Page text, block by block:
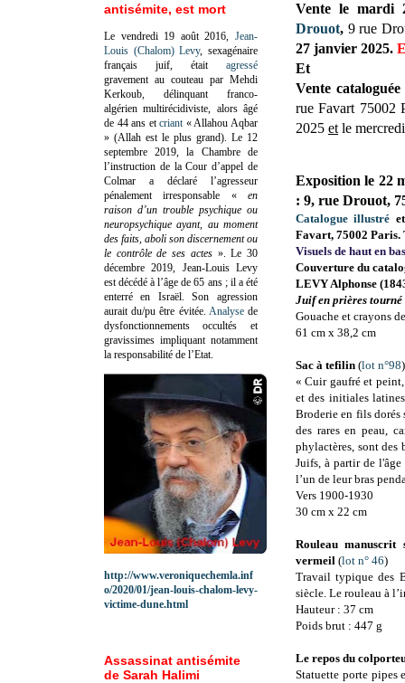
Vente le mardi
Drouot, 9 rue
27 janvier 2025.
Et
Vente cataloguée
rue Favart 75002
2025 et le
Exposition le 22
: 9, rue Drouot,
Catalogue illustré
Favart, 75002 Paris.
Visuels de haut en
Couverture du
LEVY Alphonse
Juif en prières
Gouache et crayons
61 cm x 38,2 cm
Sac à tefilin (lot n°98)
« Cuir gaufré et
et des initiales
Broderie en fils dorés
des rares en peau,
phylactères, sont des
Juifs, à partir de
l’un de leur bras
Vers 1900-1930
30 cm x 22 cm
Rouleau
vermeil (lot n° 46)
Travail typique des
siècle. Le rouleau à
Hauteur : 37 cm
Poids brut : 447 g
Le repos du
Statuette porte pipes
antisémite, est mort
Le vendredi 19 août 2016, Jean-
Louis (Chalom) Levy, sexagénaire
français juif, était agressé
gravement au couteau par Mehdi
Kerkoub, délinquant franco-
algérien multirécidiviste, alors âgé
de 44 ans etcriant « Allahou Aqbar
» (Allah est le plus grand). Le 12
septembre 2019, la Chambre de
l’instruction de la Cour d’appel de
Colmar a déclaré l’agresseur
pénalement irresponsable «en
raison d’un trouble psychique ou
neuropsychique ayant, au moment
des faits, aboli son discernement ou
le contrôle de ses actes». Le 30
décembre 2019, Jean-Louis Levy
est décédé à l’âge de 65 ans ; il a été
enterré en Israël. Son agression
aurait du/pu être évitée. Analysede
dysfonctionnements occultés et
gravissimes impliquant notamment
la responsabilité de l’Etat.
http://www.veroniquechemla.inf
o/2020/01/jean-louis-chalom-levy-
victime-dune.html
Assassinat antisémite
de Sarah Halimi